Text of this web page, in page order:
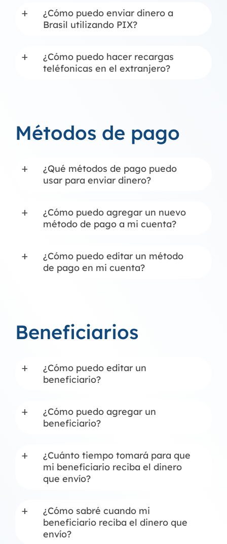
a
¿Cómo puedo enviar dinero a
Brasil utilizando PIX?
a
¿Cómo puedo hacer recargas
teléfonicas en el extranjero?
Métodos de pago
a
¿Qué métodos de pago puedo
usar para enviar dinero?
a
¿Cómo puedo agregar un nuevo
método de pago a mi cuenta?
a
¿Cómo puedo editar un método
de pago en mi cuenta?
Beneficiarios
a
¿Cómo puedo editar un
beneficiario?
a
¿Cómo puedo agregar un
beneficiario?
a
¿Cuánto tiempo tomará para que
mi beneficiario reciba el dinero
que envío?
a
¿Cómo sabré cuando mi
beneficiario reciba el dinero que
envío?